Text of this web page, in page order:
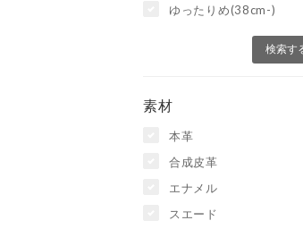
ゆったりめ(38cm-)
素材
本革
合成皮革
エナメル
スエード